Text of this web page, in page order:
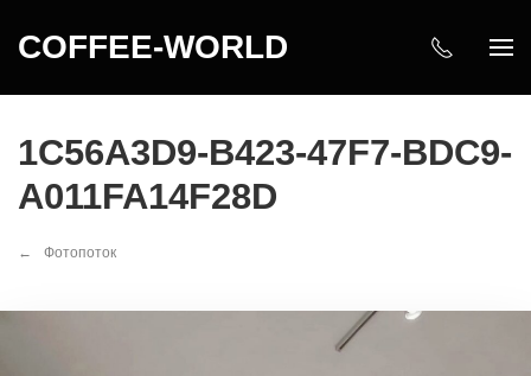
COFFEE-WORLD
1C56A3D9-B423-47F7-BDC9-
A011FA14F28D
Фотопоток